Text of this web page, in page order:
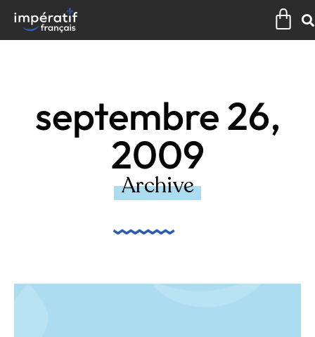
contenu
septembre 26,
2009
Archive